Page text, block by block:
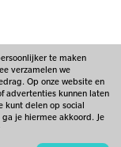
te maken
verzamelen we
Op onze website en
advertenties kunnen laten
kunt delen op social
je hiermee akkoord. Je